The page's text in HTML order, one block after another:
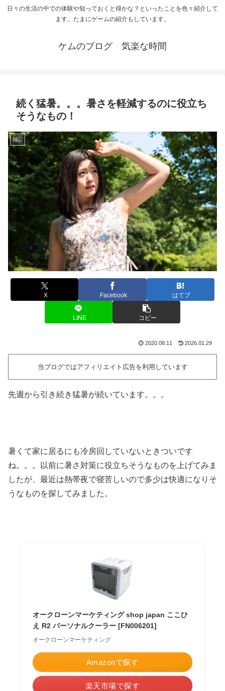
日々の生活の中での体験や知っておくと得かな？といったことを色々紹介して
ます。たまにゲームの紹介もしています。
ケムのブログ 気楽な時間
続く猛暑。。。暑さを軽減するのに役立ち
そうなもの！
雑記
X Facebook はてブ
LINE コピー
2020.08.11 2026.01.29
当ブログではアフィリエイト広告を利用しています
先週から引き続き猛暑が続いています。。。
暑くて家に居るにも冷房回していないときついです
ね。。。以前に暑さ対策に役立ちそうなものを上げてみま
したが、最近は熱帯夜で寝苦しいので多少は快適になりそ
うなものを探してみました。
オークローンマーケティング shop japan ここひ
え R2 パーソナルクーラー [FN006201]
オークローンマーケティング
Amazonで探す
楽天市場で探す